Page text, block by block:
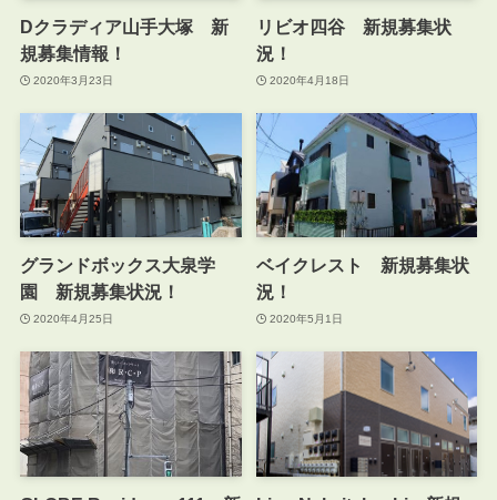
Dクラディア山手大塚 新
規募集情報！
2020年3月23日
リビオ四谷 新規募集状
況！
2020年4月18日
グランドボックス大泉学
園 新規募集状況！
2020年4月25日
ベイクレスト 新規募集状
況！
2020年5月1日